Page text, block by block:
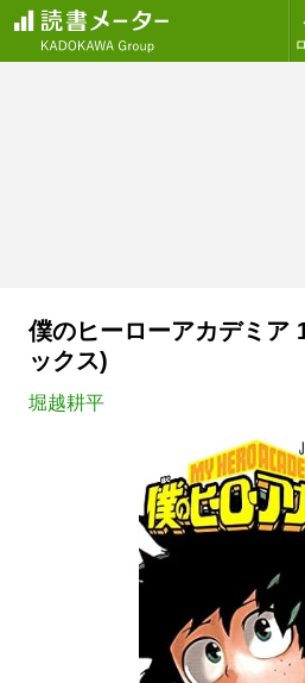
僕のヒーローアカデミア
ックス)
堀越耕平